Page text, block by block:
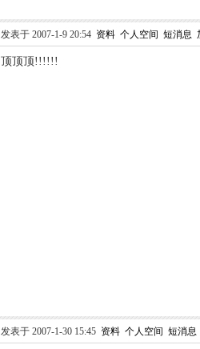
发表于 2007-1-9 20:54 资料 个人空间 短消息
顶顶顶!!!!!!
发表于 2007-1-30 15:45 资料 个人空间 短消息